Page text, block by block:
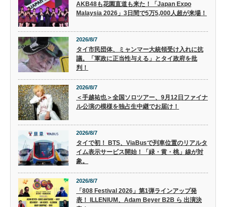
AKB48も花園直道も来た！「Japan Expo
Malaysia 2026」3日間で5万5,000人超が来場！
2026/8/7
タイ市民団体、ミャンマー大統領受け入れに抗
議。「軍政に正当性与える」とタイ政府を批
判！
2026/8/7
＜手越祐也＞全国ソロツアー、9月12日ファイナ
ル公演の模様を独占生中継でお届け！
2026/8/7
タイで初！ BTS、ViaBusで列車位置のリアルタ
イム表示サービス開始！「緑・黄・桃」線が対
象。
2026/8/7
「808 Festival 2026」第1弾ラインアップ発
表！ ILLENIUM、Adam Beyer B2B ら 出演決